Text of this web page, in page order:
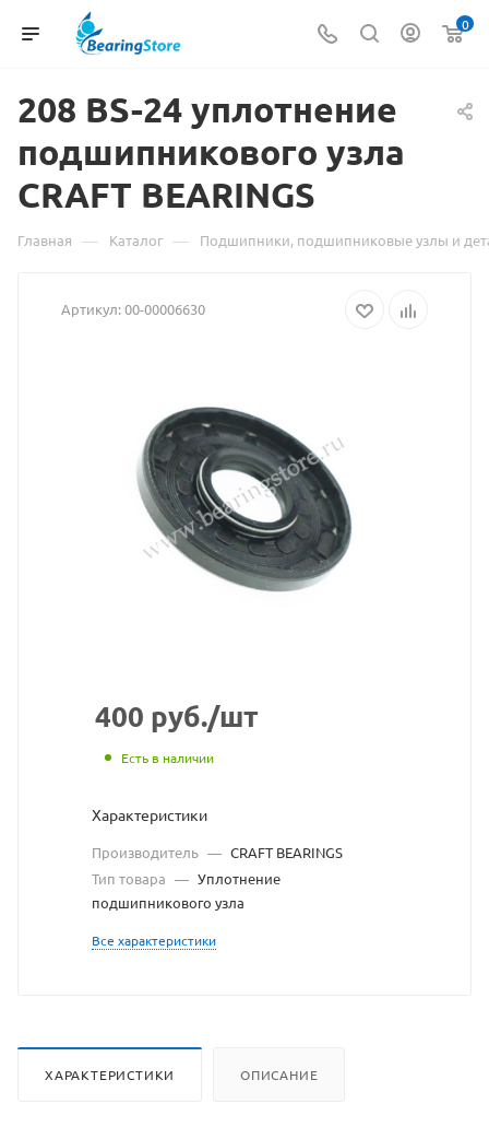
0
208 Материал
о
товаре
208
24
подшипникового
узла
CRAFT
BEARINGS
https://bearingstore.ru
по
ссылке
разрешения
владельца
сайта
BS-24 уплотнение
подшипникового узла
CRAFT BEARINGS
Главная — Каталог — Подшипники, подшипниковые узлы и
Артикул:00-00006630
400 руб./шт
Есть в наличии
Характеристики
Производитель — CRAFT BEARINGS
Тип товара — Уплотнение
подшипникового узла
Все характеристики
ХАРАКТЕРИСТИКИ ОПИСАНИЕ